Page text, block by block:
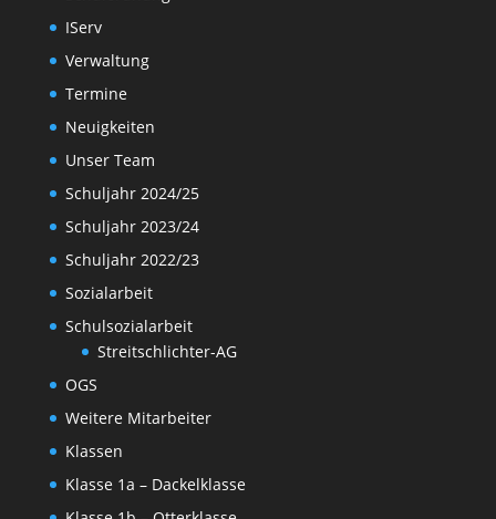
IServ
Verwaltung
Termine
Neuigkeiten
Unser Team
Schuljahr 2024/25
Schuljahr 2023/24
Schuljahr 2022/23
Sozialarbeit
Schulsozialarbeit
Streitschlichter-AG
OGS
Weitere Mitarbeiter
Klassen
Klasse 1a – Dackelklasse